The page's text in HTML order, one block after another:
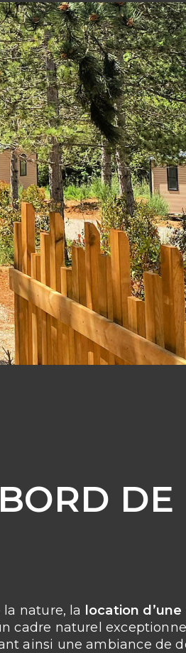
DE
nature, la location
cadre naturel
ainsi une ambiance de